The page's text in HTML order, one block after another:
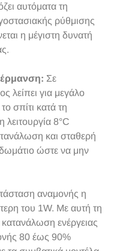
αυτόματα τη
ρύθμισης
η μέγιστη δυνατή
Σε
λείπει για μεγάλο
σπίτι κατά τη
λειτουργία 8°C
και σταθερή
ώστε να μην
αναμονής η
του 1W. Με αυτή τη
κατανάλωση ενέργειας
80 έως 90%